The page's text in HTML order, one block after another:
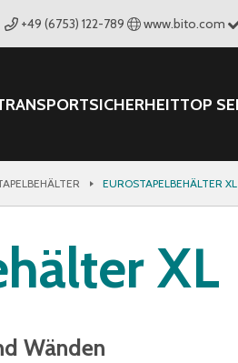
+49 (6753) 122-789 www.bito.com
SICHERHEITTOP
EUROSTAPELBEHÄLTER XL
XL
Wänden